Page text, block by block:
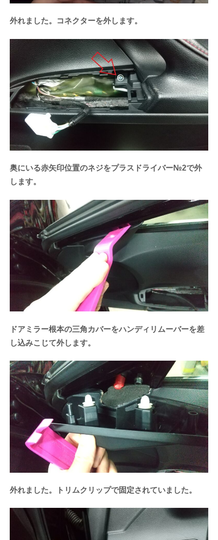
外れました。コネクターを外します。
奥にいる赤矢印位置のネジをプラスドライバー№2で外
します。
ドアミラー根本の三角カバーをハンディリムーバーを差
し込みこじて外します。
外れました。トリムクリップで固定されていました。